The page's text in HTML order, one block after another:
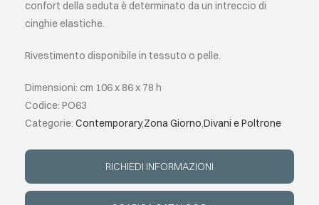
PROJECT
EVENTI
CONTATTI
confort della seduta è determinato da un intreccio di
cinghie elastiche.
Rivestimento disponibile in tessuto o pelle.
Dimensioni: cm 106 x 86 x 78 h
Codice: PO63
Categorie: Contemporary,Zona Giorno,Divani e Poltrone
RICHIEDI INFORMAZIONI